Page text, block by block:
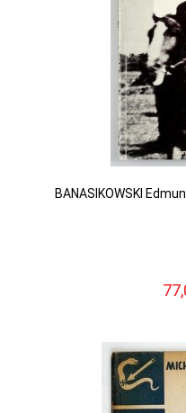
BANASIKOWSKI
77,